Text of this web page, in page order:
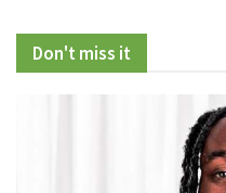
Don't miss it